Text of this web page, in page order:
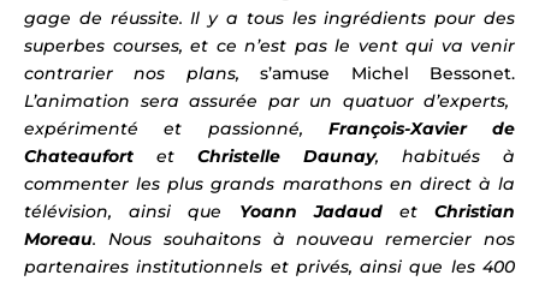
gage de réussite. Il y a tous les ingrédients pour des
superbes courses, et ce n’est pas le vent qui va venir
contrarier nos plans,s’amuse Michel Bessonet.
L’animation sera assurée par un quatuor d’experts,
expérimenté et passionné, François-Xavier de
Chateaufort et Christelle Daunay, habitués à
commenter les plus grands marathons en direct à la
télévision, ainsi que Yoann JadaudetChristian
Moreau. Nous souhaitons à nouveau remercier nos
partenaires institutionnels et privés, ainsi que les 400